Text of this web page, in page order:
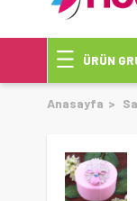
ÜRÜN
Anasayfa